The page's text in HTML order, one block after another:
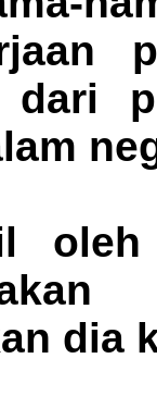
oleh
dia